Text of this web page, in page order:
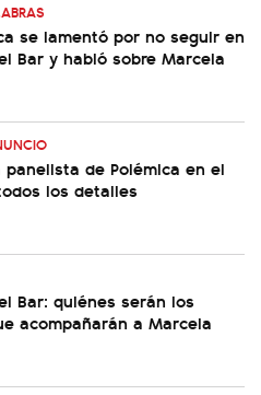
se lamentó por no seguir en
Bar y habló sobre Marcela
de Polémica en el
los detalles
Bar: quiénes serán los
acompañarán a Marcela